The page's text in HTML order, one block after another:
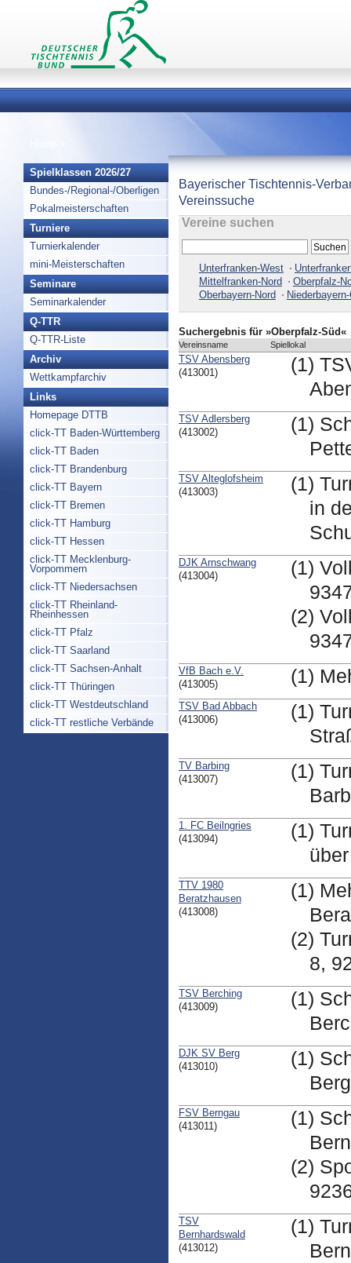
Spielklassen 2026/27
Bundes-/Regional-/Oberligen
Pokalmeisterschaften
Turniere
Turnierkalender
mini-Meisterschaften
Seminare
Seminarkalender
Q-TTR
Q-TTR-Liste
Archiv
Wettkampfarchiv
Links
Homepage DTTB
click-TT Baden-Württemberg
click-TT Baden
click-TT Brandenburg
click-TT Bayern
click-TT Bremen
click-TT Hamburg
click-TT Hessen
click-TT Mecklenburg-
Vorpommern
click-TT Niedersachsen
click-TT Rheinland-
Rheinhessen
click-TT Pfalz
click-TT Saarland
click-TT Sachsen-Anhalt
click-TT Thüringen
click-TT Westdeutschland
click-TT restliche Verbände
Bayerischer Tischtennis-
Vereinssuche
Vereine suchen
Unterfranken-West
Mittelfranken-Nord
Oberpfalz-
Oberbayern-Nord
Suchergebnis für »Oberpfalz-Süd«
Vereinsname Spiellokal
TSV Abensberg
(413001)
(1)
TSV Adlersberg
(413002)
(1)
TSV Alteglofsheim
(413003)
(1)
in
DJK Arnschwang
(413004)
(1)
(2)
VfB Bach e.V.
(413005)
(1)
TSV Bad Abbach
(413006)
(1)
TV Barbing
(413007)
(1)
1. FC Beilngries
(413094)
(1)
TTV 1980
Beratzhausen
(413008)
(1)
(2)
8,
TSV Berching
(413009)
(1)
DJK SV Berg
(413010)
(1)
Berg
FSV Berngau
(413011)
(1)
(2)
TSV
Bernhardswald
(413012)
(1)